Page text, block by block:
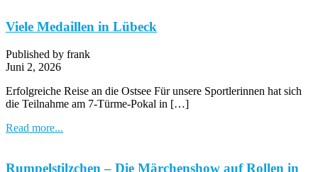
Viele Medaillen in Lübeck
Published by frank
Juni 2, 2026
Erfolgreiche Reise an die Ostsee Für unsere Sportlerinnen hat sich
die Teilnahme am 7-Türme-Pokal in […]
Read more...
Rumpelstilzchen – Die Märchenshow auf Rollen in